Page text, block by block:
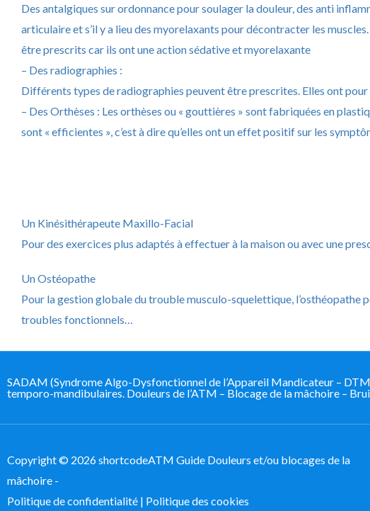
Des antalgiques sur ordonnance pour soulager la douleur, des anti
articulaire et s’il y a lieu des myorelaxants pour décontracter les
être prescrits car ils ont une action sédative et myorelaxante
– Des radiographies :
Différents types de radiographies peuvent être prescrites. Elles ont
– Des Orthèses : Les orthèses ou « gouttières » sont fabriquées en
sont « efficientes », c’est à dire qu’elles ont un effet positif sur les
Un Kinésithérapeute Maxillo-Facial​
Pour des exercices plus adaptés à effectuer à la maison ou avec une
Un Ostéopathe​
Pour la gestion globale du trouble musculo-squelettique, l’osthéopathe
troubles fonctionnels…​
SADAM (Syndrome Algo-Dysfonctionnel de l’Appareil Mandicateur –
temporo-mandibulaires. Douleurs de l’ATM – Blocage de la mâchoire –
Copyright © 2026 shortcodeATM Guide Douleurs et/ou blocages de la
mâchoire -
Politique de confidentialité | Politique des cookies